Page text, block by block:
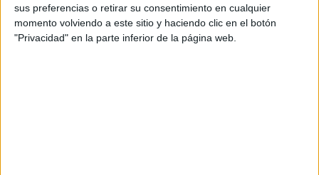
sus preferencias o retirar su consentimiento en cualquier
momento volviendo a este sitio y haciendo clic en el botón
"Privacidad" en la parte inferior de la página web.